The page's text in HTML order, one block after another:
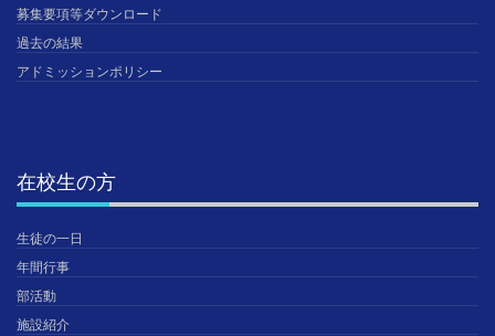
募集要項等ダウンロード
過去の結果
アドミッションポリシー
在校生の方
生徒の一日
年間行事
部活動
施設紹介